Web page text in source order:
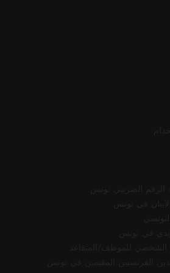
الضريبي تونس
في تونس
في تونس
للموظف/المتقاعد
الفرنسيين المقيمين في تونس